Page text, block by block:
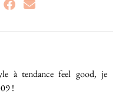
à tendance feel good, je
!